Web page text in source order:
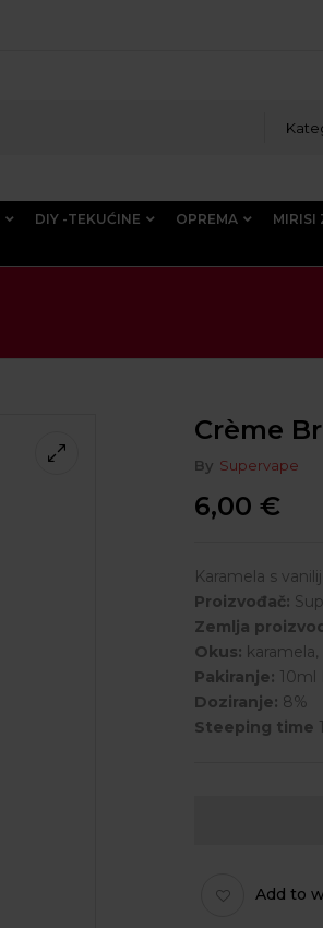
DIY -TEKUĆINE OPREMA
MIRISI
Crème
By Supervape
6,00 €
Karamela s
Proizvođač:
Zemlja
Okus:
Pakiranje: 10ml
Doziranje: 8%
Steeping time
Add to